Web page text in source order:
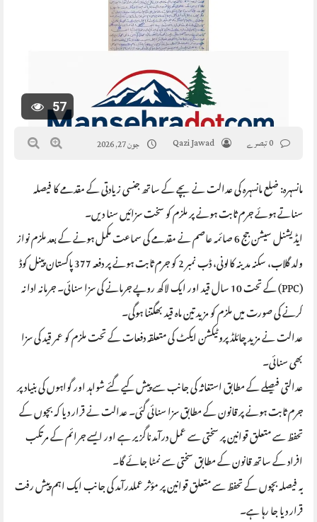
57
Qazi Jawad جون 27, 2026
مانسہرہ: ضلع مانسہرہ کی عدالت نے بچے کے ساتھ جنسی زیادتی کے مقدمے کا فیصلہ
سناتے ہوئے جرم ثابت ہونے پر ملزم کو سخت سزائیں سنا دیں۔
ایڈیشنل سیشن جج 6 صائمہ عاصم نے مقدمے کی سماعت مکمل ہونے کے بعد ملزم نواز
ولد گلاب، سکنہ مدینہ کالونی، ڈب نمبر 2 کو جرم ثابت ہونے پر دفعہ 377 پاکستان پینل کوڈ
(PPC) کے تحت 10 سال قید اور ایک لاکھ روپے جرمانے کی سزا سنائی۔ جرمانہ ادا نہ
کرنے کی صورت میں ملزم کو مزید تین ماہ قید بھگتنا ہوگی۔
عدالت نے مزید چائلڈ پروٹیکشن ایکٹ کی متعلقہ دفعات کے تحت ملزم کو عمر قید کی سزا
بھی سنائی۔
عدالتی فیصلے کے مطابق استغاثہ کی جانب سے پیش کیے گئے شواہد اور گواہوں کی بنیاد پر
جرم ثابت ہونے پر قانون کے مطابق سزا سنائی گئی۔ عدالت نے قرار دیا کہ بچوں کے
تحفظ سے متعلق قوانین پر سختی سے عمل درآمد ناگزیر ہے اور ایسے جرائم کے مرتکب
افراد کے ساتھ قانون کے مطابق سختی سے نمٹا جائے گا۔
یہ فیصلہ بچوں کے تحفظ سے متعلق قوانین پر مؤثر عملدرآمد کی جانب ایک اہم پیش رفت
قرار دیا جا رہا ہے۔